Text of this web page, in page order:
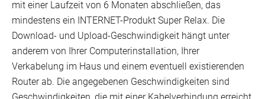
Unsere Verkaufsstellen
mit einer Laufzeit von 6 Monaten abschließen, das
mindestens ein INTERNET-Produkt Super Relax. Die
Download- und Upload-Geschwindigkeit hängt unter
anderem von Ihrer Computerinstallation, Ihrer
Verkabelung im Haus und einem eventuell existierenden
Router ab. Die angegebenen Geschwindigkeiten sind
Geschwindigkeiten, die mit einer Kabelverbindung erreicht